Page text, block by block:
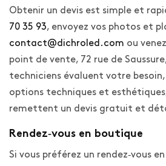
Obtenir un devis est simple et
70 35 93, envoyez vos photos et
contact@dichroled.com ou
point de vente, 72 rue de
techniciens évaluent votre
options techniques et
remettent un devis gratuit et
Rendez‑vous en boutique
Si vous préférez un rendez‑vous